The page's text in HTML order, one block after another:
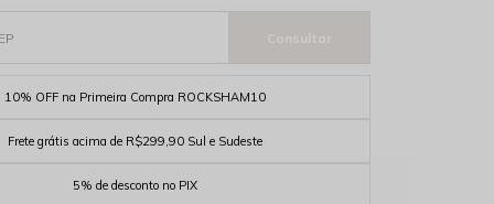
10% OFF na Primeira Compra ROCKSHAM10
Frete grátis acima de R$299,90 Sul e Sudeste
5% de desconto no PIX